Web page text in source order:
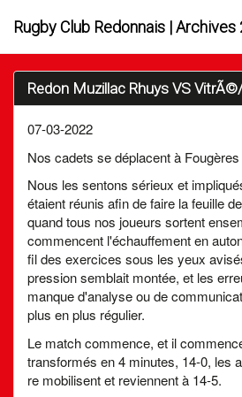
Rugby Club Redonnais |
Redon Muzillac Rhuys VS
07-03-2022
Nos cadets se déplacent à
Nous les sentons sérieux et
étaient réunis afin de faire la feuille
quand tous nos joueurs sortent
commencent l'échauffement en
fil des exercices sous les yeux
pression semblait montée, et les
manque d'analyse ou de
plus en plus régulier.
Le match commence, et il
transformés en 4 minutes, 14-0, les
re mobilisent et reviennent à 14-5.